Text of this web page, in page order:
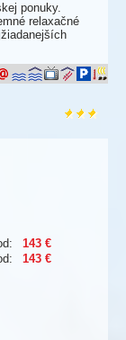
ponuky.
relaxačné
143 €
143 €